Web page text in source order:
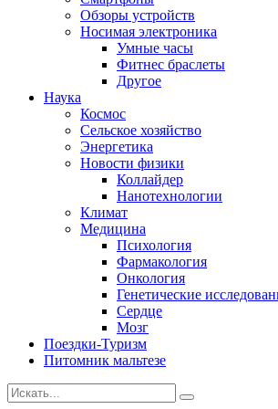
Обзоры устройств
Носимая электроника
Умные часы
Фитнес браслеты
Другое
Наука
Космос
Сельское хозяйство
Энергетика
Новости физики
Коллайдер
Нанотехнологии
Климат
Медицина
Психология
Фармакология
Онкология
Генетические
Сердце
Мозг
Поездки-Туризм
Питомник мальтезе